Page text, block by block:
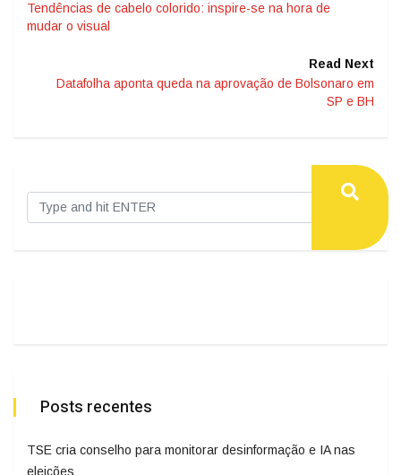
Tendências de cabelo colorido: inspire-se na hora de
mudar o visual
Read Next
Datafolha aponta queda na aprovação de Bolsonaro em
SP e BH
Posts recentes
TSE cria conselho para monitorar desinformação e IA nas
eleições